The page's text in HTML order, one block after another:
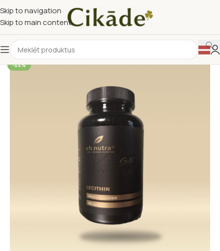
Skip to navigation
Skip to main content
-44%